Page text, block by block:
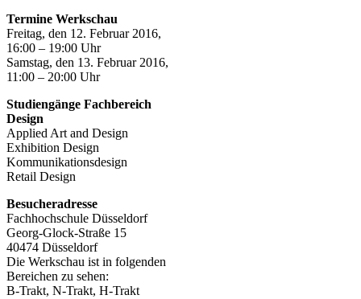
Termine Werkschau
Freitag, den 12. Februar 2016,
16:00 – 19:00 Uhr
Samstag, den 13. Februar 2016,
11:00 – 20:00 Uhr
Studiengänge Fachbereich
Design
Applied Art and Design
Exhibition Design
Kommunikationsdesign
Retail Design
Besucheradresse
Fachhochschule Düsseldorf
Georg-Glock-Straße 15
40474 Düsseldorf
Die Werkschau ist in folgenden
Bereichen zu sehen:
B-Trakt, N-Trakt, H-Trakt